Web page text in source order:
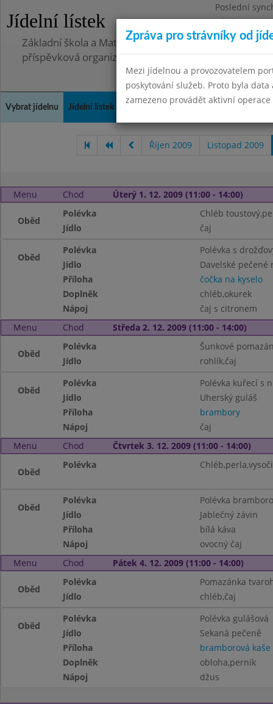
Jídelní lístek
Poslední
Pátek
Základní škola a Mateřská škola, Deblín, okres Brno-
příspěvková organizace
Vybrat jídelnu Jídelní lístek Kontakty a informace
Říjen 2009 Listopad 2009
Menu Chod Úterý 1. 12. 2009 (11:00 - 14:00)
Oběd
Polévka
Chléb
Jídlo
čaj
Oběd
Polévka
Polévka s
Jídlo
Davelské pečené
Příloha
čočka na kyselo
Doplněk
chléb,okurek
Nápoj
čaj s citronem
Menu
Chod Středa 2. 12. 2009 (11:00 - 14:00)
Oběd
Polévka
Šunkové
Jídlo
rohlík,čaj
Oběd
Polévka
Polévka kuřecí s
Jídlo
Uherský guláš
Příloha
brambory
Nápoj
čaj
Menu
Chod Čtvrtek 3. 12. 2009 (11:00 - 14:00)
Oběd
Polévka
Oběd
Polévka
Polévka
Jídlo
Jablečný závin
Příloha
bílá káva
Nápoj
ovocný čaj
Menu
Chod Pátek 4. 12. 2009 (11:00 - 14:00)
Oběd
Polévka
Pomazánka
Jídlo
chléb,čaj
Oběd
Polévka
Polévka gulášová
Jídlo
Sekaná pečeně
Příloha
bramborová kaše
Doplněk
obloha,perník
Nápoj
džus
Zpráva pro strávníky od
Mezi jídelnou a provozovatelem
poskytování služeb. Proto byla
zamezeno provádět aktivní